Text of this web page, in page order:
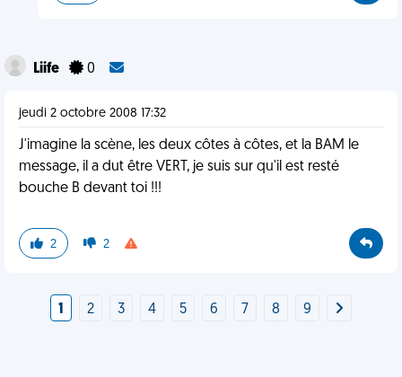
Liife 0
jeudi 2 octobre 2008 17:32
J'imagine la scène, les deux côtes à côtes, et la BAM le
message, il a dut être VERT, je suis sur qu'il est resté
bouche B devant toi !!!
2 2
1 2 3 4 5 6 7 8 9